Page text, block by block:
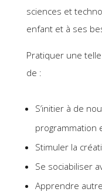
sciences et
enfant et à ses
Pratiquer une
de :
S’initier à de
programmation
Stimuler la
Se sociabiliser
Apprendre